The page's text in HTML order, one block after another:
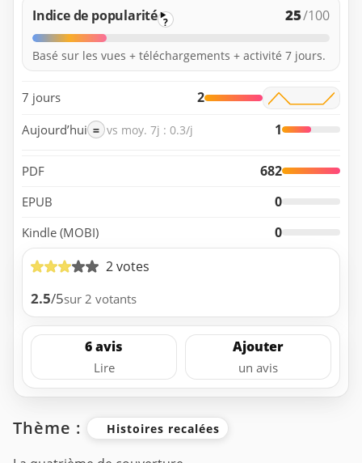
Indice de popularité ? 25/100
Basé sur les vues + téléchargements + activité 7 jours.
7 jours 2
Aujourd’hui = vs moy. 7j : 0.3/j 1
PDF 682
EPUB 0
Kindle (MOBI)
0
2 votes
2.5/5sur 2 votants
6 avis
Lire
Ajouter
un avis
Thème : Histoires recalées